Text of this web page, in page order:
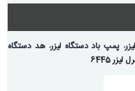
، پمپ باد دستگاه لیزر،هد دستگاه
6445